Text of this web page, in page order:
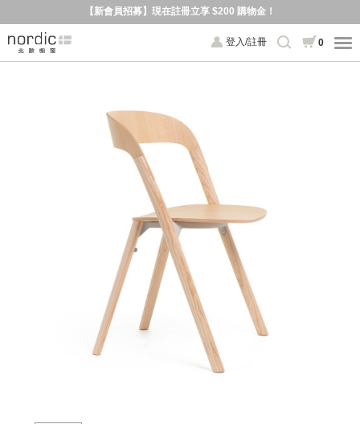
【新會員招募】現在註冊立享 $200 購物金！
登入/註冊 0